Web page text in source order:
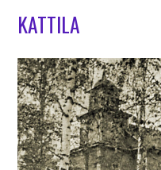
UUTTA! VIDEOTARINAT
AJANKOHTAISTA
INKERILÄISET
INKERIN HISTORIA JA
KATTILA